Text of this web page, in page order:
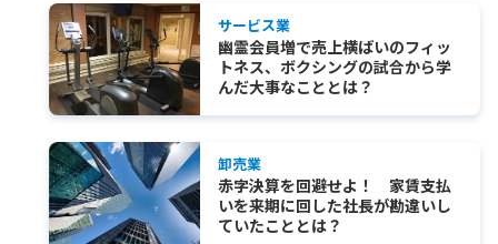
サービス業
幽霊会員増で売上横ばいのフィッ
トネス、ボクシングの試合から学
んだ大事なこととは？
卸売業
赤字決算を回避せよ！ 家賃支払
いを来期に回した社長が勘違いし
ていたこととは？